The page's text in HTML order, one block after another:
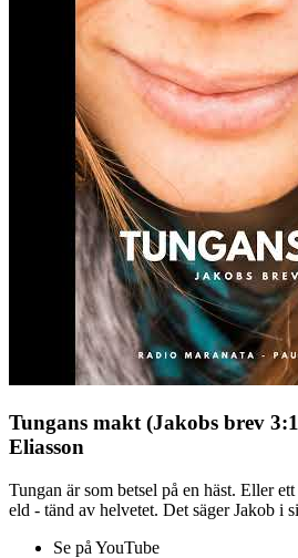
Tungans makt (Jakobs brev
Eliasson
Tungan är som betsel på en häst. Eller
eld - tänd av helvetet. Det säger Jakob i
Se på YouTube